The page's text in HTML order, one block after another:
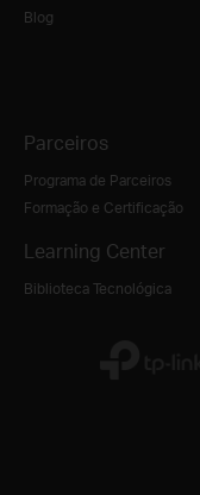
Blog
Parceiros
Programa de Parceiros
Formação e Certificação
Learning Center
Biblioteca Tecnológica